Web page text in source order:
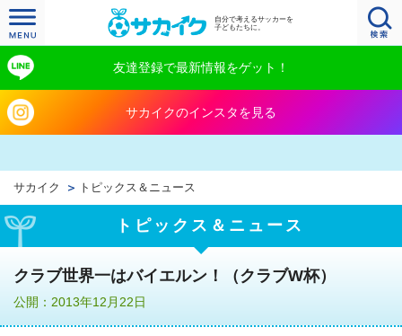
自分で考えるサッカーを
子どもたちに。
友達登録で最新情報をゲット！
サカイクのインスタを見る
サカイク トピックス＆ニュース
トピックス＆ニュース
クラブ世界一はバイエルン！（クラブW杯）
公開：2013年12月22日